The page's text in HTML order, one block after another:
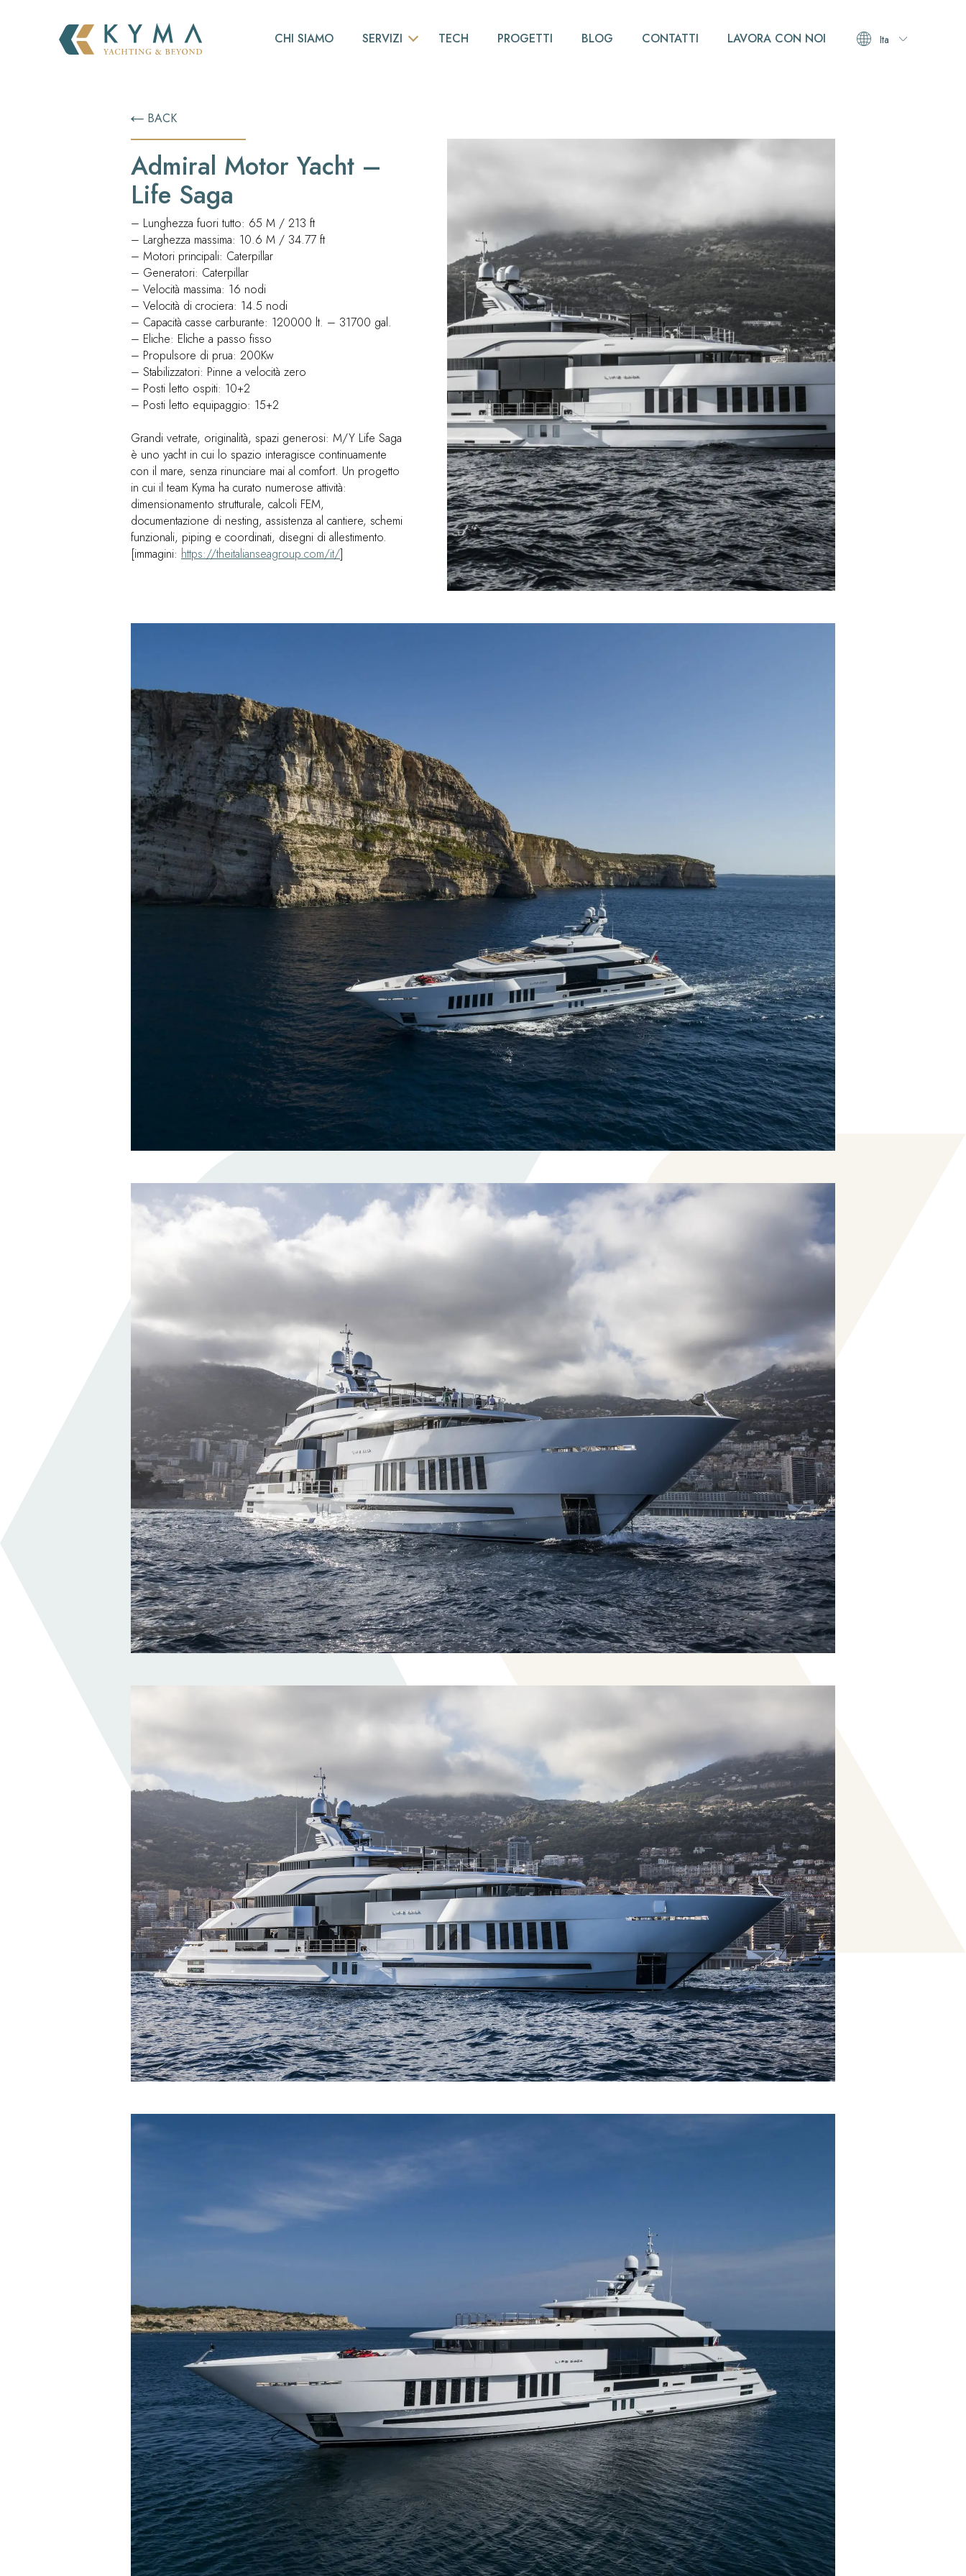
CHI SIAMO SERVIZI
SCANSIONI LASER 3D
RILIEVI VIBRO-ACUSTICI
REALTÀ VIRTUALE E AUMENTATA
YACHT DESIGN
PROGETTAZIONE COMPOSITO
E-COMMERCE
TECH PROGETTI BLOG CONTATTI LAVORA CON NOI Ita
BACK
Admiral Motor Yacht –
Life Saga
– Lunghezza fuori tutto: 65 M / 213 ft
– Larghezza massima: 10.6 M / 34.77 ft
– Motori principali: Caterpillar
– Generatori: Caterpillar
– Velocità massima: 16 nodi
– Velocità di crociera: 14.5 nodi
– Capacità casse carburante: 120000 lt. – 31700 gal.
– Eliche: Eliche a passo fisso
– Propulsore di prua: 200Kw
– Stabilizzatori: Pinne a velocità zero
– Posti letto ospiti: 10+2
– Posti letto equipaggio: 15+2
Grandi vetrate, originalità, spazi generosi: M/Y Life Saga
è uno yacht in cui lo spazio interagisce continuamente
con il mare, senza rinunciare mai al comfort. Un progetto
in cui il team Kyma ha curato numerose attività:
dimensionamento strutturale, calcoli FEM,
documentazione di nesting, assistenza al cantiere, schemi
funzionali, piping e coordinati, disegni di allestimento.
[immagini: https://theitalianseagroup.com/it/]